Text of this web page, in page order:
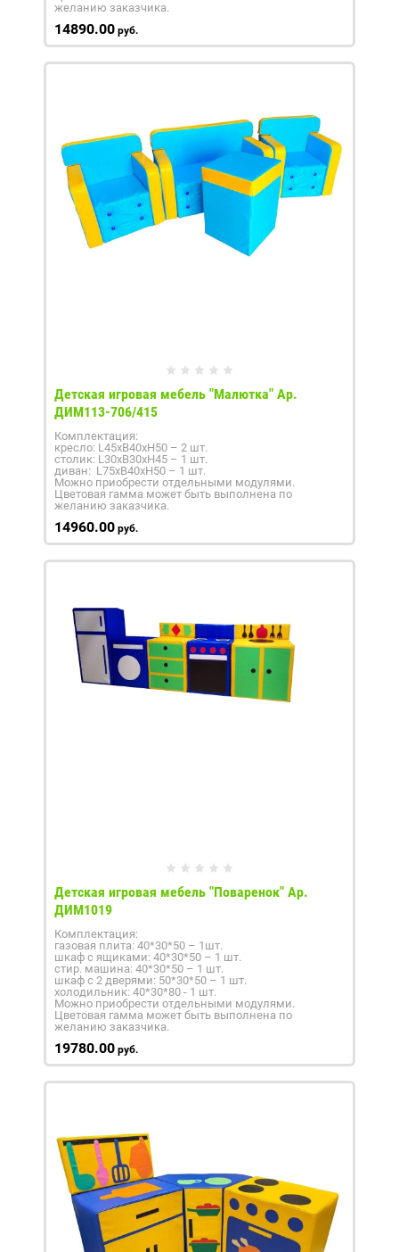
желанию заказчика.
14890.00 руб.
Детская игровая мебель "Малютка" Ар.
ДИМ113-706/415
Комплектация:
кресло: L45xB40xH50 – 2 шт.
столик: L30xB30xH45 – 1 шт.
диван: L75xB40xH50 – 1 шт.
Можно приобрести отдельными модулями.
Цветовая гамма может быть выполнена по
желанию заказчика.
14960.00 руб.
Детская игровая мебель "Поваренок" Ар.
ДИМ1019
Комплектация:
газовая плита: 40*30*50 – 1шт.
шкаф с ящиками: 40*30*50 – 1 шт.
стир. машина: 40*30*50 – 1 шт.
шкаф с 2 дверями: 50*30*50 – 1 шт.
холодильник: 40*30*80 - 1 шт.
Можно приобрести отдельными модулями.
Цветовая гамма может быть выполнена по
желанию заказчика.
19780.00 руб.